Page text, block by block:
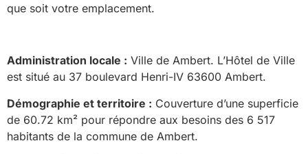
que soit votre emplacement.
Administration locale : Ville de Ambert. L’Hôtel de Ville
est situé au 37 boulevard Henri-IV 63600 Ambert.
Démographie et territoire : Couverture d’une superficie
de 60.72 km² pour répondre aux besoins des 6 517
habitants de la commune de Ambert.